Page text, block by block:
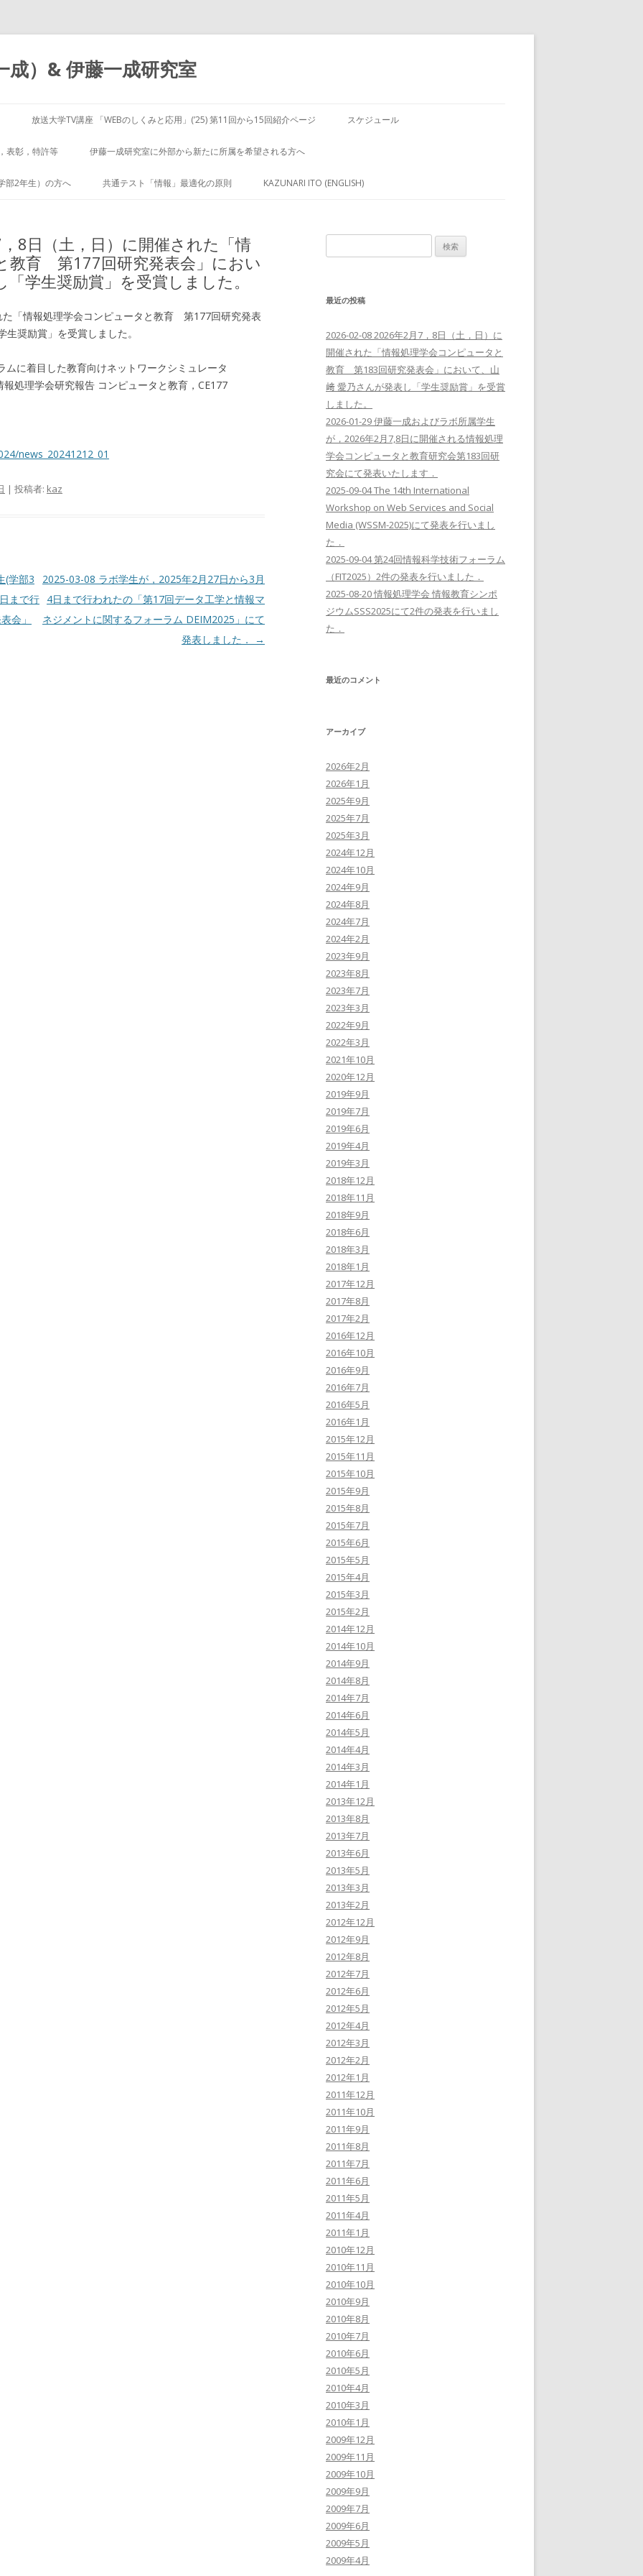
）& 伊藤一成研究室
ン
テ
ツ
へ
キ
ッ
放送大学TV講座 「WEBのしくみと応用」(’25) 第11回から15回紹介ページ スケジュール
表彰，特許等 伊藤一成研究室に外部から新たに所属を希望される方へ
部2年生）の方へ 共通テスト「情報」最適化の原則 KAZUNARI ITO (ENGLISH)
8日（土，日）に開催された「情
教育 第177回研究発表会」におい
学生奨励賞」を受賞しました。
「情報処理学会コンピュータと教育 第177回研究発表
奨励賞」を受賞しました。
に着目した教育向けネットワークシミュレータ
処理学会研究報告 コンピュータと教育，CE177
news_20241212_01
| 投稿者: kaz
(学部3
まで行
会」
2025-03-08 ラボ学生が，2025年2月27日から3月
4日まで行われたの「第17回データ工学と情報マ
ネジメントに関するフォーラム DEIM2025」にて
発表しました．
→
索:
最近の投稿
2026-02-08 2026年2月7，8日（土，日）に
開催された「情報処理学会コンピュータと
教育 第183回研究発表会」において、山
﨑 愛乃さんが発表し「学生奨励賞」を受賞
しました。
2026-01-29 伊藤一成およびラボ所属学生
が，2026年2月7,8日に開催される情報処理
学会コンピュータと教育研究会第183回研
究会にて発表いたします．
2025-09-04 The 14th International
Workshop on Web Services and Social
Media (WSSM-2025)にて発表を行いまし
た．
2025-09-04 第24回情報科学技術フォーラム
（FIT2025）2件の発表を行いました．
2025-08-20 情報処理学会 情報教育シンポ
ジウムSSS2025にて2件の発表を行いまし
た．
最近のコメント
アーカイブ
2026年2月
2026年1月
2025年9月
2025年7月
2025年3月
2024年12月
2024年10月
2024年9月
2024年8月
2024年7月
2024年2月
2023年9月
2023年8月
2023年7月
2023年3月
2022年9月
2022年3月
2021年10月
2020年12月
2019年9月
2019年7月
2019年6月
2019年4月
2019年3月
2018年12月
2018年11月
2018年9月
2018年6月
2018年3月
2018年1月
2017年12月
2017年8月
2017年2月
2016年12月
2016年10月
2016年9月
2016年7月
2016年5月
2016年1月
2015年12月
2015年11月
2015年10月
2015年9月
2015年8月
2015年7月
2015年6月
2015年5月
2015年4月
2015年3月
2015年2月
2014年12月
2014年10月
2014年9月
2014年8月
2014年7月
2014年6月
2014年5月
2014年4月
2014年3月
2014年1月
2013年12月
2013年8月
2013年7月
2013年6月
2013年5月
2013年3月
2013年2月
2012年12月
2012年9月
2012年8月
2012年7月
2012年6月
2012年5月
2012年4月
2012年3月
2012年2月
2012年1月
2011年12月
2011年10月
2011年9月
2011年8月
2011年7月
2011年6月
2011年5月
2011年4月
2011年1月
2010年12月
2010年11月
2010年10月
2010年9月
2010年8月
2010年7月
2010年6月
2010年5月
2010年4月
2010年3月
2010年1月
2009年12月
2009年11月
2009年10月
2009年9月
2009年7月
2009年6月
2009年5月
2009年4月